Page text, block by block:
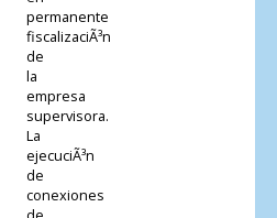
permanente
fiscalizaciÃ³n
de
la
empresa
supervisora.
La
ejecuciÃ³n
de
conexiones